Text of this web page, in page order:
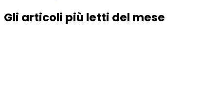
Gli articoli più letti del mese